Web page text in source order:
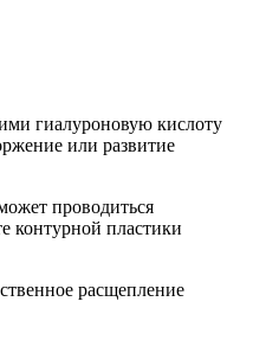
гиалуроновую кислоту
или развитие
проводиться
контурной пластики
расщепление